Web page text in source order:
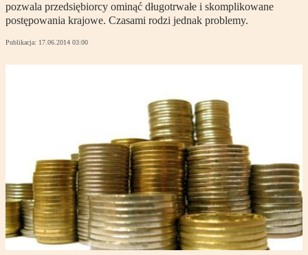
pozwala przedsiębiorcy ominąć długotrwałe i skomplikowane
postępowania krajowe. Czasami rodzi jednak problemy.
Publikacja: 17.06.2014 03:00